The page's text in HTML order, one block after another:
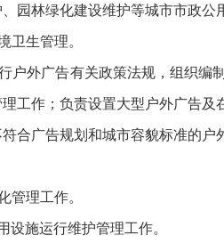
园林绿化建设维护等城市市政
生管理。
外广告有关政策法规，组织编
工作；负责设置大型户外广告
合广告规划和城市容貌标准的
理工作。
施运行维护管理工作。